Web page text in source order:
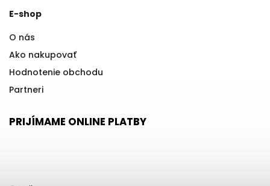
E-shop
O nás
Ako nakupovať
Hodnotenie obchodu
Partneri
PRIJÍMAME ONLINE PLATBY